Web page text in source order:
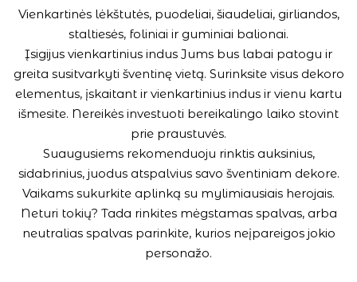
Vienkartinės lėkštutės, puodeliai, šiaudeliai, girliandos,
staltiesės, foliniai ir guminiai balionai.
Įsigijus vienkartinius indus Jums bus labai patogu ir
greita susitvarkyti šventinę vietą. Surinksite visus dekoro
elementus, įskaitant ir vienkartinius indus ir vienu kartu
išmesite. Nereikės investuoti bereikalingo laiko stovint
prie praustuvės.
Suaugusiems rekomenduoju rinktis auksinius,
sidabrinius, juodus atspalvius savo šventiniam dekore.
Vaikams sukurkite aplinką su mylimiausiais herojais.
Neturi tokių? Tada rinkites mėgstamas spalvas, arba
neutralias spalvas parinkite, kurios neįpareigos jokio
personažo.